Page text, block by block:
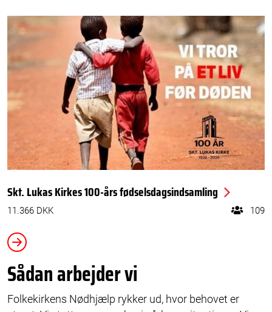
Skt. Lukas Kirkes 100-års fødselsdagsindsamling
11.366 DKK 109
Sådan arbejder vi
Folkekirkens Nødhjælp rykker ud, hvor behovet er